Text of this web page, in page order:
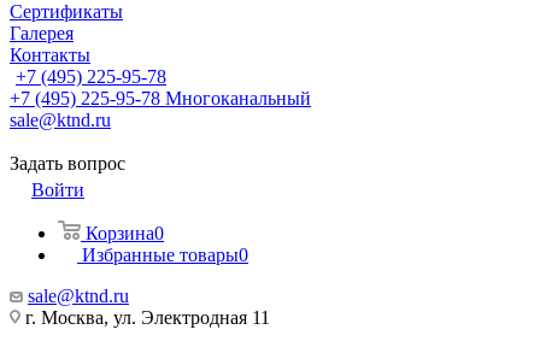
Сертификаты
Галерея
Контакты
+7 (495) 225-95-78
+7 (495) 225-95-78 Многоканальный
sale@ktnd.ru
Задать вопрос
Войти
Корзина0
Избранные товары0
sale@ktnd.ru
г. Москва, ул. Электродная 11